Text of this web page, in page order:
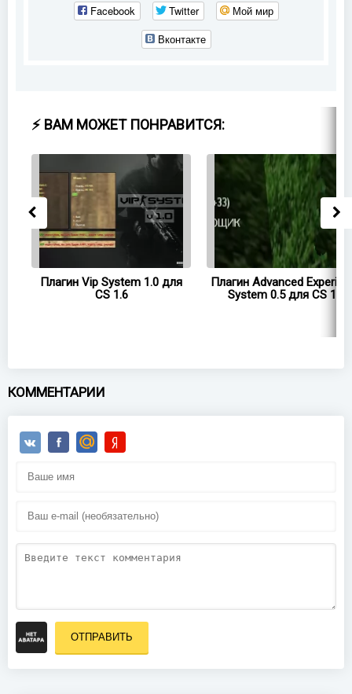
Facebook Twitter
Мой мир
Вконтакте
⚡ ВАМ МОЖЕТ ПОНРАВИТСЯ:
Плагин Vip System 1.0 для
CS 1.6
Плагин Advanced
System 0.5 для CS 1.6
КОММЕНТАРИИ
ОТПРАВИТЬ